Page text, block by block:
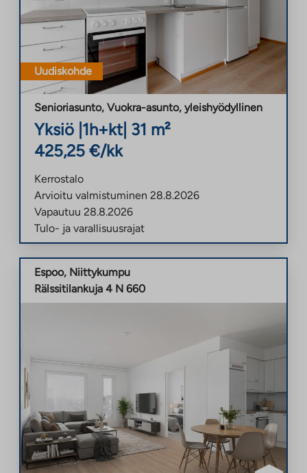
Uudiskohde
Senioriasunto, Vuokra-asunto, yleishyödyllinen
Yksiö 1h+kt| 31 m²
425,25 €/kk
Kerrostalo
Arvioitu valmistuminen 28.8.2026
Vapautuu 28.8.2026
Tulo- ja varallisuusrajat
Espoo, Niittykumpu
Rälssitilankuja 4 N 660